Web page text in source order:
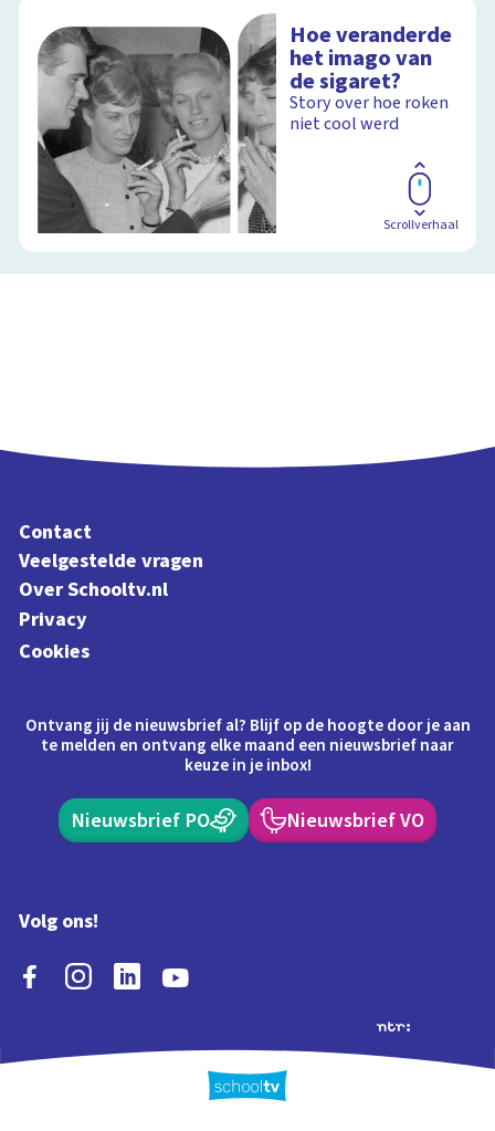
Hoe veranderde
het imago van
de sigaret?
Story over hoe roken
niet cool werd
Scrollverhaal
Contact
Veelgestelde vragen
Over Schooltv.nl
Privacy
Cookies
Ontvang jij de nieuwsbrief al? Blijf op de hoogte door je aan
te melden en ontvang elke maand een nieuwsbrief naar
keuze in je inbox!
Nieuwsbrief PO Nieuwsbrief VO
Volg ons!